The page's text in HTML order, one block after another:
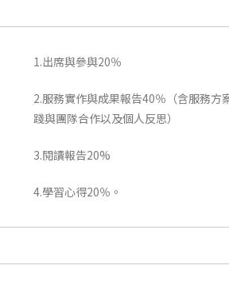
1.出席與參與20％
2.服務實作與成果報告40％（含服務方
踐與團隊合作以及個人反思）
3.閱讀報告20%
4.學習心得20％。